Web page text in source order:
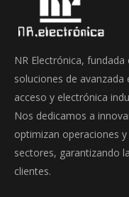
NR Electrónica,
soluciones de
acceso y electrónica
Nos dedicamos a
optimizan operaciones
sectores, garantizando
clientes.